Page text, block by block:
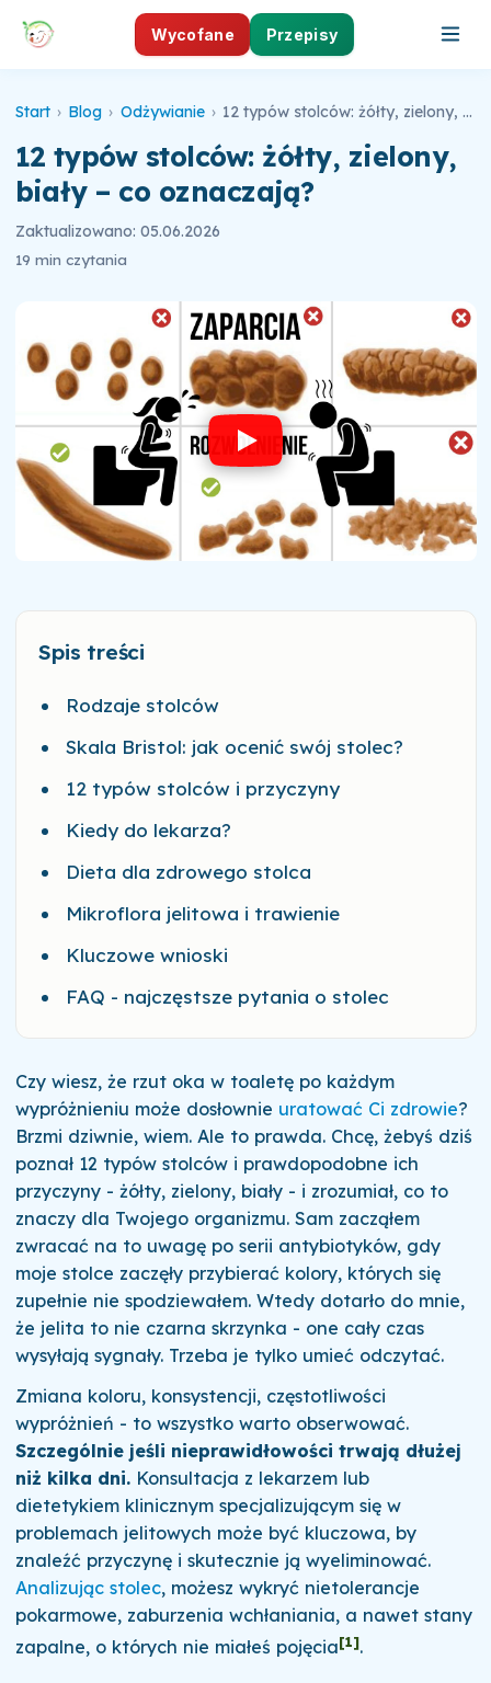
Wycofane Przepisy
Start › Blog › Odżywianie › 12 typów stolców: żółty, zielony, biały – co oznaczają?
12 typów stolców: żółty, zielony,
biały – co oznaczają?
Zaktualizowano: 05.06.2026
19 min czytania
Spis treści
Rodzaje stolców
Skala Bristol: jak ocenić swój stolec?
12 typów stolców i przyczyny
Kiedy do lekarza?
Dieta dla zdrowego stolca
Mikroflora jelitowa i trawienie
Kluczowe wnioski
FAQ - najczęstsze pytania o stolec
Czy wiesz, że rzut oka w toaletę po każdym
wypróżnieniu może dosłownie uratować Ci zdrowie?
Brzmi dziwnie, wiem. Ale to prawda. Chcę, żebyś dziś
poznał 12 typów stolców i prawdopodobne ich
przyczyny - żółty, zielony, biały - i zrozumiał, co to
znaczy dla Twojego organizmu. Sam zacząłem
zwracać na to uwagę po serii antybiotyków, gdy
moje stolce zaczęły przybierać kolory, których się
zupełnie nie spodziewałem. Wtedy dotarło do mnie,
że jelita to nie czarna skrzynka - one cały czas
wysyłają sygnały. Trzeba je tylko umieć odczytać.
Zmiana koloru, konsystencji, częstotliwości
wypróżnień - to wszystko warto obserwować.
Szczególnie jeśli nieprawidłowości trwają dłużej
niż kilka dni.Konsultacja z lekarzem lub
dietetykiem klinicznym specjalizującym się w
problemach jelitowych może być kluczowa, by
znaleźć przyczynę i skutecznie ją wyeliminować.
Analizując stolec, możesz wykryć nietolerancje
pokarmowe, zaburzenia wchłaniania, a nawet stany
zapalne, o których nie miałeś pojęcia[1].